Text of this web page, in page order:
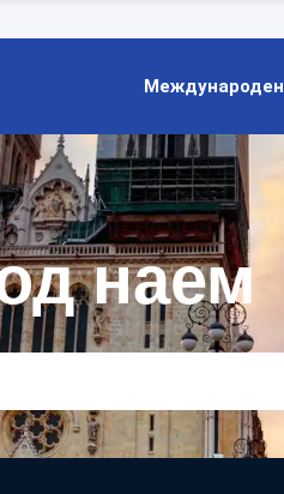
Международен
наем